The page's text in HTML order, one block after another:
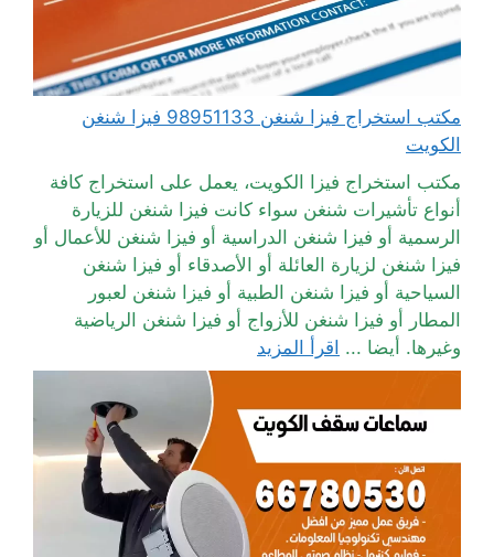
مكتب استخراج فيزا شنغن 98951133 فيزا شنغن
الكويت
مكتب استخراج فيزا الكويت، يعمل على استخراج كافة
أنواع تأشيرات شنغن سواء كانت فيزا شنغن للزيارة
الرسمية أو فيزا شنغن الدراسية أو فيزا شنغن للأعمال أو
فيزا شنغن لزيارة العائلة أو الأصدقاء أو فيزا شنغن
السياحية أو فيزا شنغن الطبية أو فيزا شنغن لعبور
المطار أو فيزا شنغن للأزواج أو فيزا شنغن الرياضية
وغيرها. أيضا ... اقرأ المزيد